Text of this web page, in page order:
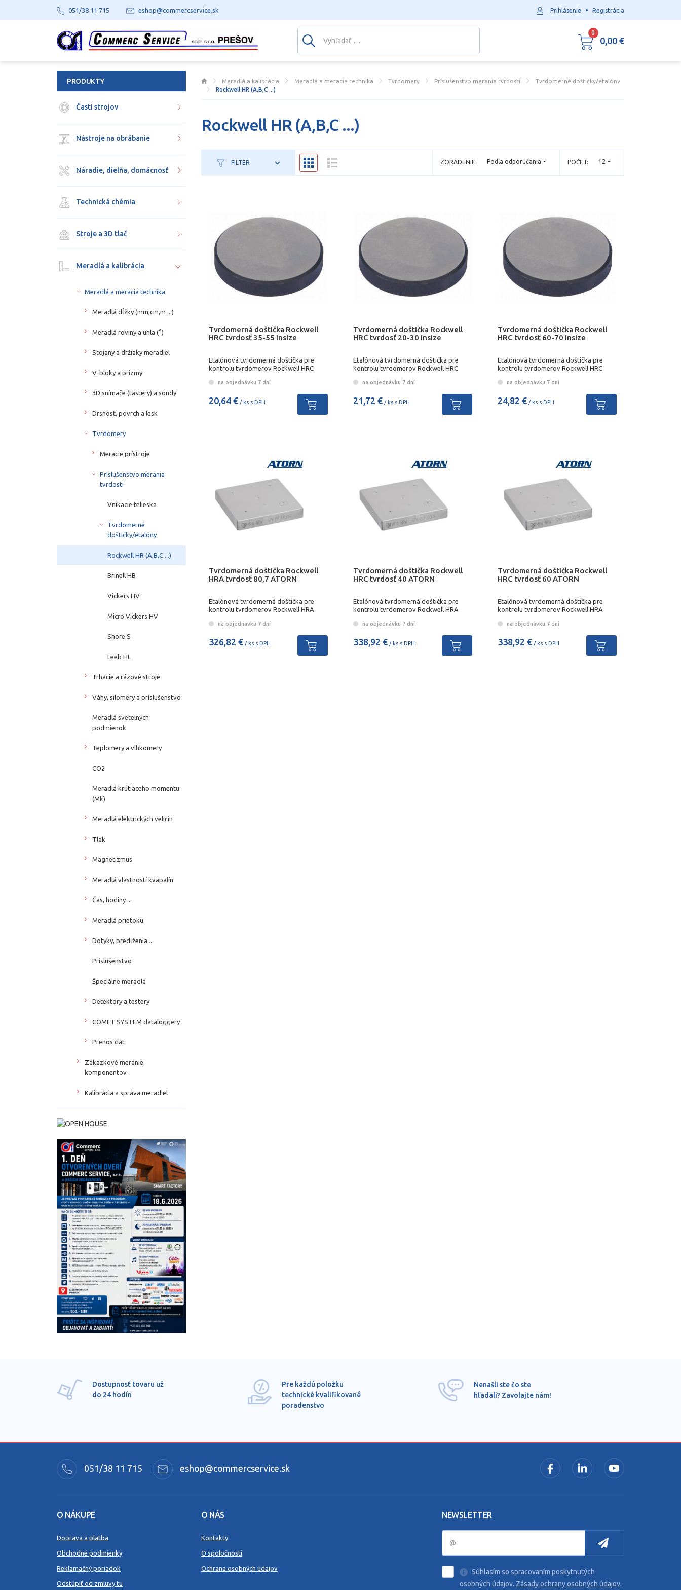
Meradlá a kalibrácia Meradlá a meracia technika Tvrdomery Príslušenstvo merania tvrdosti
Tvrdomerné doštičky/etalóny
Rockwell HR (A,B,C ...)
Rockwell HR (A,B,C ...)
FILTER POČET: 12
ZORADENIE: Podľa odporúčania
Tvrdomerná doštička Rockwell
HRC tvrdosť 35-55 Insize
Etalónová tvrdomerná doštička pre
kontrolu tvrdomerov Rockwell HRC
na objednávku 7 dní
20,64 € / ks s DPH
Tvrdomerná doštička Rockwell
HRC tvrdosť 20-30 Insize
Etalónová tvrdomerná doštička pre
kontrolu tvrdomerov Rockwell HRC
na objednávku 7 dní
21,72 €/ ks s DPH
Tvrdomerná doštička Rockwell
HRC tvrdosť 60-70 Insize
Etalónová tvrdomerná doštička pre
kontrolu tvrdomerov Rockwell HRC
na objednávku 7 dní
24,82 €/ ks s DPH
Tvrdomerná doštička Rockwell
HRA tvrdosť 80,7 ATORN
Etalónová tvrdomerná doštička pre
kontrolu tvrdomerov Rockwell HRA
na objednávku 7 dní
326,82 € / ks s DPH
Tvrdomerná doštička Rockwell
HRC tvrdosť 40 ATORN
Etalónová tvrdomerná doštička pre
kontrolu tvrdomerov Rockwell HRA
na objednávku 7 dní
338,92 €/ ks s DPH
Tvrdomerná doštička Rockwell
HRC tvrdosť 60 ATORN
Etalónová tvrdomerná doštička pre
kontrolu tvrdomerov Rockwell HRA
na objednávku 7 dní
338,92 €/ ks s DPH
PRODUKTY
Časti strojov
Nástroje na obrábanie
Náradie, dielňa, domácnosť
Technická chémia
Stroje a 3D tlač
Meradlá a kalibrácia
Meradlá a meracia technika
Meradlá dĺžky (mm,cm,m ...)
Meradlá roviny a uhla (°)
Stojany a držiaky meradiel
V-bloky a prizmy
3D snímače (tastery) a sondy
Drsnosť, povrch a lesk
Tvrdomery
Meracie prístroje
Príslušenstvo merania
tvrdosti
Vnikacie telieska
Tvrdomerné
doštičky/etalóny
Rockwell HR (A,B,C ...)
Brinell HB
Vickers HV
Micro Vickers HV
Shore S
Leeb HL
Trhacie a rázové stroje
Váhy, silomery a príslušenstvo
Meradlá svetelných
podmienok
Teplomery a vlhkomery
CO2
Meradlá krútiaceho momentu
(Mk)
Meradlá elektrických veličín
Tlak
Magnetizmus
Meradlá vlastností kvapalín
Čas, hodiny ...
Meradlá prietoku
Dotyky, predĺženia ...
Príslušenstvo
Špeciálne meradlá
Detektory a testery
COMET SYSTEM dataloggery
Prenos dát
Zákazkové meranie
komponentov
Kalibrácia a správa meradiel
Dostupnosť tovaru už
do 24 hodín
Pre každú položku
technické kvalifikované
poradenstvo
Nenašli ste čo ste
hľadali? Zavolajte nám!
051/38 11 715 eshop@commercservice.sk
O NÁKUPE
Doprava a platba
Obchodné podmienky
Reklamačný poriadok
Odstúpiť od zmluvy tu
O NÁS
Kontakty
O spoločnosti
Ochrana osobných údajov
NEWSLETTER
Súhlasím so spracovaním poskytnutých
osobných údajov. Zásady ochrany osobných údajov.
051/38 11 715 eshop@commercservice.sk Prihlásenie • Registrácia
0
0,00 €